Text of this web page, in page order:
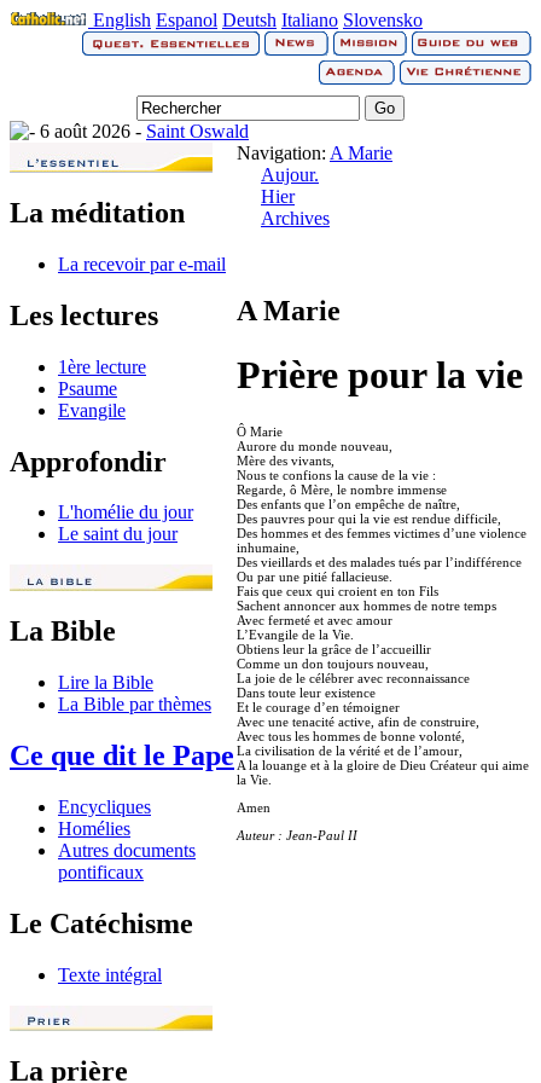
English Espanol Deutsh Italiano Slovensko
6 août 2026 - Saint Oswald
La méditation
La recevoir par e-mail
Les lectures
1ère lecture
Psaume
Evangile
Approfondir
L'homélie du jour
Le saint du jour
La Bible
Lire la Bible
La Bible par thèmes
Ce que dit le Pape
Encycliques
Homélies
Autres documents
pontificaux
Le Catéchisme
Texte intégral
La prière
Navigation: A Marie
Aujour.
Hier
Archives
A Marie
Prière pour la vie
Ô Marie
Aurore du monde nouveau,
Mère des vivants,
Nous te confions la cause de la vie :
Regarde, ô Mère, le nombre immense
Des enfants que l’on empêche de naître,
Des pauvres pour qui la vie est rendue difficile,
Des hommes et des femmes victimes d’une violence
inhumaine,
Des vieillards et des malades tués par l’indifférence
Ou par une pitié fallacieuse.
Fais que ceux qui croient en ton Fils
Sachent annoncer aux hommes de notre temps
Avec fermeté et avec amour
L’Evangile de la Vie.
Obtiens leur la grâce de l’accueillir
Comme un don toujours nouveau,
La joie de le célébrer avec reconnaissance
Dans toute leur existence
Et le courage d’en témoigner
Avec une tenacité active, afin de construire,
Avec tous les hommes de bonne volonté,
La civilisation de la vérité et de l’amour,
A la louange et à la gloire de Dieu Créateur qui aime
la Vie.
Amen
Auteur : Jean-Paul II